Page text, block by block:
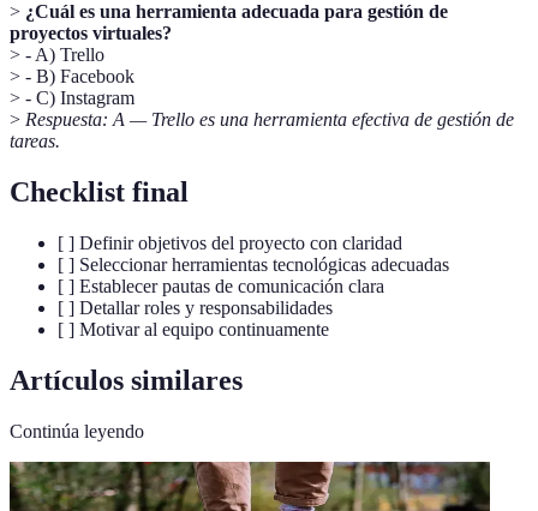
> ¿Cuál es una herramienta adecuada para gestión de
proyectos virtuales?
> - A) Trello
> - B) Facebook
> - C) Instagram
> Respuesta: A — Trello es una herramienta efectiva de gestión de
tareas.
Checklist final
[ ] Definir objetivos del proyecto con claridad
[ ] Seleccionar herramientas tecnológicas adecuadas
[ ] Establecer pautas de comunicación clara
[ ] Detallar roles y responsabilidades
[ ] Motivar al equipo continuamente
Artículos similares
Continúa leyendo